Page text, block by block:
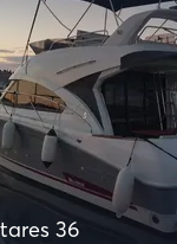
36